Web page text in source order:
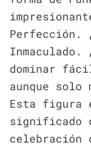
Perfección.
Inmaculado.
dominar
aunque solo
Esta figura
significado